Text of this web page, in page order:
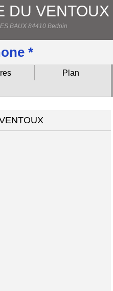
DU VENTOUX
BAUX 84410 Bedoin
*
Plan